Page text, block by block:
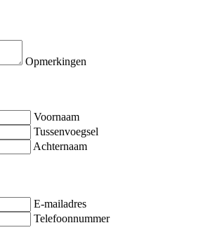
Opmerkingen
Voornaam
Tussenvoegsel
Achternaam
E-mailadres
Telefoonnummer